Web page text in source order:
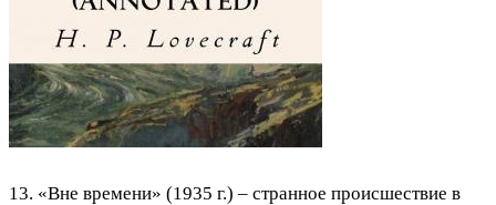
13. «Вне времени» (1935 г.) – странное происшествие в